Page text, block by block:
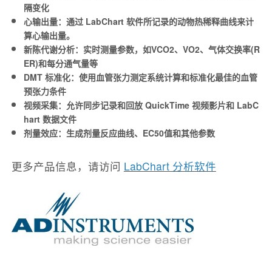
隔变化
心输出量：通过 LabChart 软件所记录的动物热稀释曲线来计
算心输出量。
新陈代谢分析：实时测量参数，如VCO2、VO2、气体交换率(R
ER)和每分通气量等
DMT 标准化：使用血管张力测定系统计算和标准化最佳的血管
预张力条件
视频采集：允许同步记录和回放 QuickTime 视频影片和 LabC
hart 数据文件
剂量效应：生成剂量反应曲线、EC50值和其他参数
更多产品信息，请访问 LabChart 分析软件